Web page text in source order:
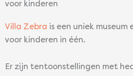
voor kinderen
Villa Zebra is een uniek
voor kinderen in één.
Er zijn tentoonstellingen met